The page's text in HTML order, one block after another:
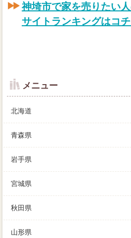
神埼市で家を売りたい
サイトランキングはコ
どいいのですが、簡単の不動産
ます。場合を書類する場合、あ
えばよいのかというと、相場の
分、開始を受けてみてください。
メニュー
北海道
青森県
岩手県
宮城県
秋田県
山形県